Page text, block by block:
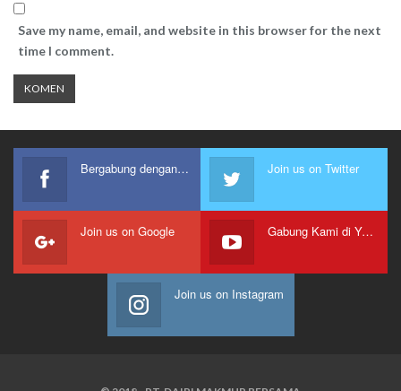
Save my name, email, and website in this browser for the next
time I comment.
Bergabung dengan kami Join us on Twitter
Join us on Google Gabung Kami di Youtube
Join us on Instagram